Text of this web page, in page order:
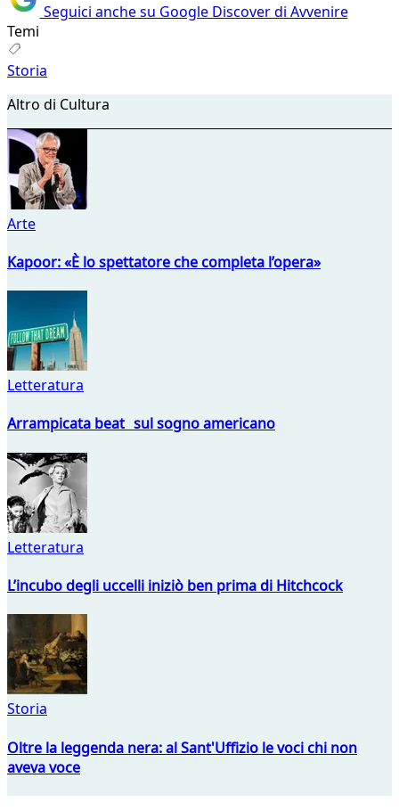
Seguici anche su Google Discover di Avvenire
Temi
Storia
Altro di Cultura
Arte
Kapoor: «È lo spettatore che completa l’opera»
Letteratura
Arrampicata beat sul sogno americano
Letteratura
L’incubo degli uccelli iniziò ben prima di Hitchcock
Storia
Oltre la leggenda nera: al Sant'Uffizio le voci chi non
aveva voce